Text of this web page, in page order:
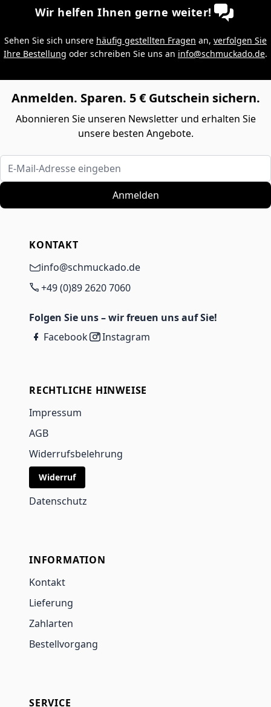
Wir helfen Ihnen gerne weiter!
Sehen Sie sich unsere häufig gestellten Fragen an, verfolgen Sie
Ihre Bestellung oder schreiben Sie uns an info@schmuckado.de.
Anmelden. Sparen. 5 € Gutschein sichern.
Abonnieren Sie unseren Newsletter und erhalten Sie
unsere besten Angebote.
E-Mail-Adresse eingeben
Anmelden
KONTAKT
info@schmuckado.de
+49 (0)89 2620 7060
Folgen Sie uns – wir freuen uns auf Sie!
Facebook
Instagram
RECHTLICHE HINWEISE
Impressum
AGB
Widerrufsbelehrung
Widerruf
Datenschutz
INFORMATION
Kontakt
Lieferung
Zahlarten
Bestellvorgang
SERVICE